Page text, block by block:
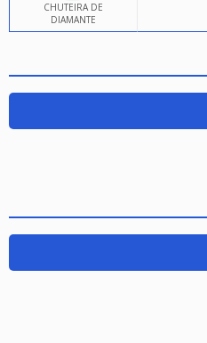
CHUTEIRA DE
DIAMANTE